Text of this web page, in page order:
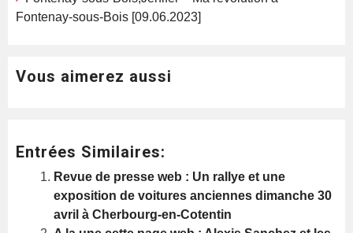
Fontenay-sous-Bois [09.06.2023]
Vous aimerez aussi
Entrées Similaires:
Revue de presse web : Un rallye et une
exposition de voitures anciennes dimanche 30
avril à Cherbourg-en-Cotentin